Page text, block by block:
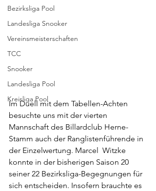
Bezirksliga Pool
Landesliga Snooker
Vereinsmeisterschaften
TCC
Snooker
Landesliga Pool
Kreisliga Pool
Im Duell mit dem Tabellen-Achten
besuchte uns mit der vierten
Mannschaft des Billardclub Herne-
Stamm auch der Ranglistenführende in
der Einzelwertung. Marcel  Witzke
konnte in der bisherigen Saison 20
seiner 22 Bezirksliga-Begegnungen für
sich entscheiden. Insofern brauchte es